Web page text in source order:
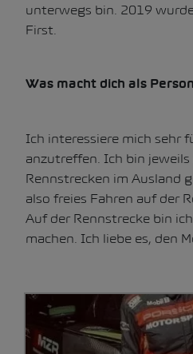
unterwegs bin. 2019
First.
Was macht dich als
Ich interessiere mich sehr
anzutreffen. Ich bin
Rennstrecken im Ausland
also freies Fahren auf der
Auf der Rennstrecke bin
machen. Ich liebe es, den